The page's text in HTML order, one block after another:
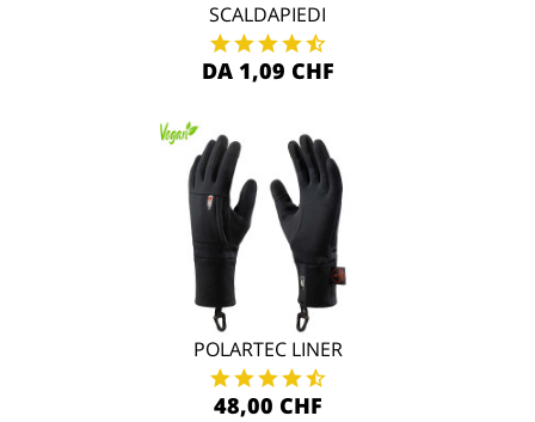
SCALDAPIEDI
DA 1,09 CHF
POLARTEC LINER
48,00 CHF